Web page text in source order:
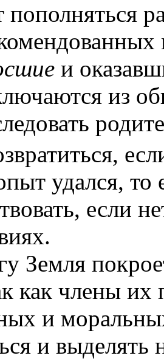
пополняться
и
из
удался, то
если
Земля
как члены их
и
и